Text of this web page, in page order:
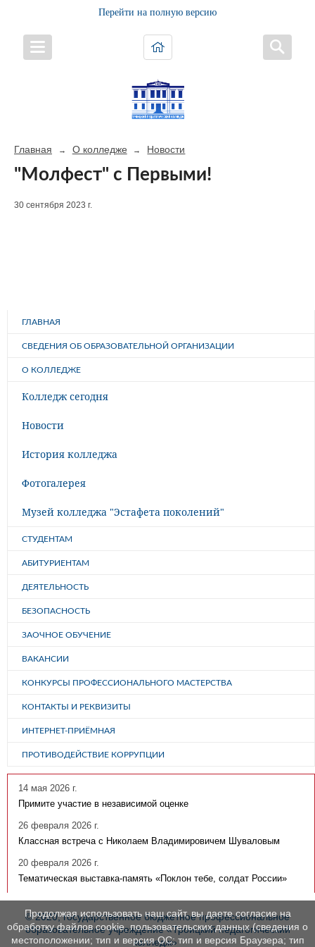
Перейти на полную версию
Главная → О колледже → Новости
"Молфест" с Первыми!
30 сентября 2023 г.
ГЛАВНАЯ
СВЕДЕНИЯ ОБ ОБРАЗОВАТЕЛЬНОЙ ОРГАНИЗАЦИИ
О КОЛЛЕДЖЕ
Колледж сегодня
Новости
История колледжа
Фотогалерея
Музей колледжа "Эстафета поколений"
СТУДЕНТАМ
АБИТУРИЕНТАМ
ДЕЯТЕЛЬНОСТЬ
БЕЗОПАСНОСТЬ
ЗАОЧНОЕ ОБУЧЕНИЕ
ВАКАНСИИ
КОНКУРСЫ ПРОФЕССИОНАЛЬНОГО МАСТЕРСТВА
КОНТАКТЫ И РЕКВИЗИТЫ
ИНТЕРНЕТ-ПРИЁМНАЯ
ПРОТИВОДЕЙСТВИЕ КОРРУПЦИИ
14 мая 2026 г.
Примите участие в независимой оценке
26 февраля 2026 г.
Классная встреча с Николаем Владимировичем Шуваловым
20 февраля 2026 г.
Тематическая выставка-память «Поклон тебе, солдат России»
© 2020, государственное бюджетное профессиональное
образовательное учреждение «Троицкий педагогический
колледж»
Продолжая использовать наш сайт, вы даете согласие на
обработку файлов cookie, пользовательских данных (сведения о
местоположении; тип и версия ОС; тип и версия Браузера; тип